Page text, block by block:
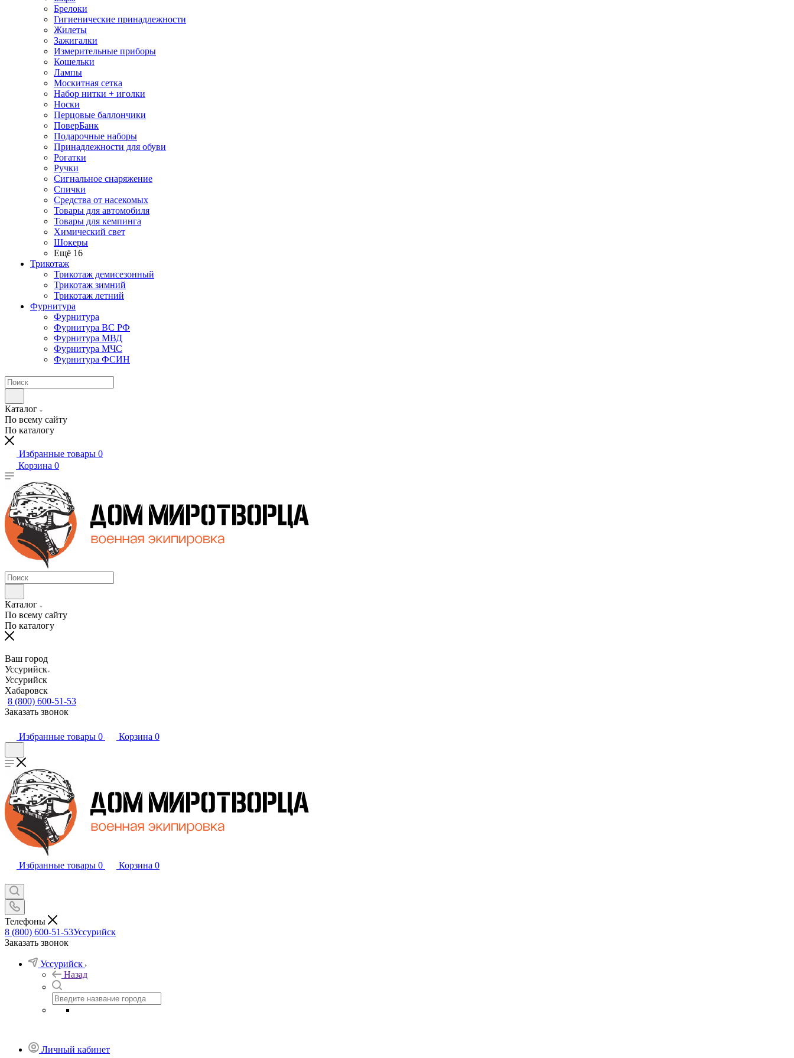
Брелоки
Гигиенические принадлежности
Жилеты
Зажигалки
Измерительные приборы
Кошельки
Лампы
Москитная сетка
Набор нитки + иголки
Носки
Перцовые баллончики
ПоверБанк
Подарочные наборы
Принадлежности для обуви
Рогатки
Ручки
Сигнальное снаряжение
Спички
Средства от насекомых
Товары для автомобиля
Товары для кемпинга
Химический свет
Шокеры
Ещё 16
Трикотаж
Трикотаж демисезонный
Трикотаж зимний
Трикотаж летний
Фурнитура
Фурнитура
Фурнитура ВС РФ
Фурнитура МВД
Фурнитура МЧС
Фурнитура ФСИН
Каталог
По всему сайту
По каталогу
Избранные товары 0
Корзина 0
Каталог
По всему сайту
По каталогу
Ваш город
Уссурийск
Уссурийск
Хабаровск
8 (800) 600-51-53
Заказать звонок
Избранные товары 0 Корзина 0
Избранные товары 0 Корзина 0
Телефоны
8 (800) 600-51-53Уссурийск
Заказать звонок
Уссурийск
Назад
Личный кабинет